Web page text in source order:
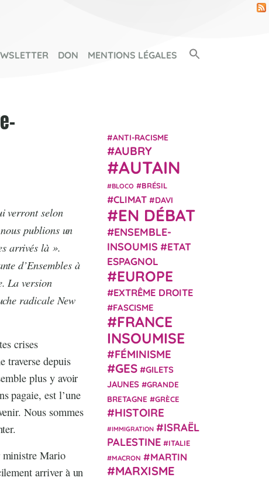
DON MENTIONS LÉGALES
verront selon
publions un
arrivés là ».
d’Ensembles à
La version
radicale New
crises
traverse depuis
plus y avoir
pagaie, est l’une
Nous sommes
ministre Mario
arriver à un
ANTI-RACISME
AUBRY
AUTAIN
BLOCO BRÉSIL
CLIMAT DAVI
EN DÉBAT
ENSEMBLE-
INSOUMIS
ETAT
ESPAGNOL
EUROPE
EXTRÊME DROITE
FASCISME
FRANCE
INSOUMISE
FÉMINISME
GES
GILETS
JAUNES
GRANDE
BRETAGNE
GRÈCE
HISTOIRE
IMMIGRATION
ISRAËL
PALESTINE
ITALIE
MACRON MARTIN
MARXISME